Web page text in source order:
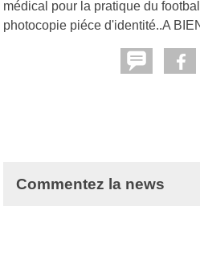
médical pour la pratique du
photocopie piéce d'identité..A
Commentez la news